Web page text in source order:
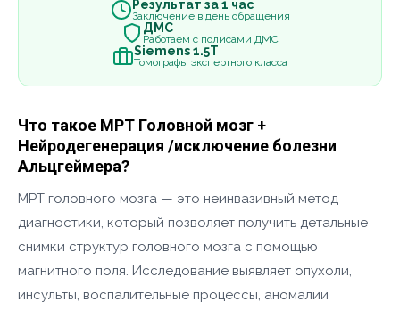
Результат за 1 час
Заключение в день обращения
ДМС
Работаем с полисами ДМС
Siemens 1.5Т
Томографы экспертного класса
Что такое МРТ Головной мозг +
Нейродегенерация /исключение болезни
Альцгеймера?
МРТ головного мозга — это неинвазивный метод
диагностики, который позволяет получить детальные
снимки структур головного мозга с помощью
магнитного поля. Исследование выявляет опухоли,
инсульты, воспалительные процессы, аномалии